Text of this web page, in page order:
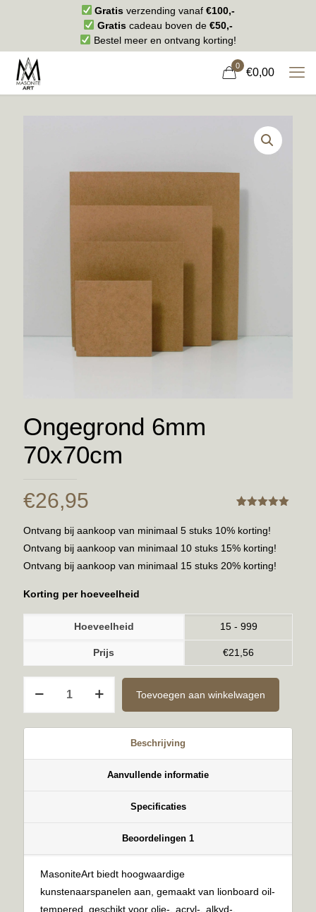
Gratis verzending vanaf€100,-
Gratiscadeau boven de €50,-
Bestel meer en ontvang korting!
0
€0,00
Ongegrond 6mm
70x70cm
€26,95
Ontvang bij aankoop van minimaal 5 stuks 10% korting!
Ontvang bij aankoop van minimaal 10 stuks 15% korting!
Ontvang bij aankoop van minimaal 15 stuks 20% korting!
Korting per hoeveelheid
Hoeveelheid 15 - 999
Prijs €21,56
Toevoegen aan winkelwagen
Beschrijving
Aanvullende informatie
Specificaties
Beoordelingen 1
MasoniteArt biedt hoogwaardige
kunstenaarspanelen aan, gemaakt van lionboard oil-
tempered, geschikt voor olie-, acryl-, alkyd-,